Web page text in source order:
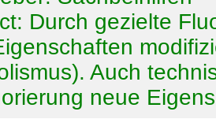
Durch gezielte
Auch
neue